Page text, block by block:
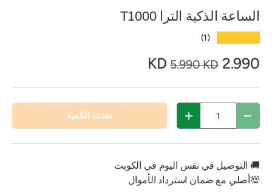
الساعة الذكية الترا T1000
(1)
2.990 KD
5.990 KD
تقليل الكمية زيادة الكمية نفدت الكمية
🚚 التوصيل في نفس اليوم في الكويت
💯أصلي مع ضمان استرداد الأموال